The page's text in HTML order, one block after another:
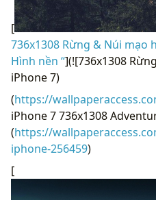
[
736x1308 Rừng & Núi mạo
Hình nền “](![736x1308
iPhone 7)
(https://
iPhone 7 736x1308
(https://
iphone-256459)
[